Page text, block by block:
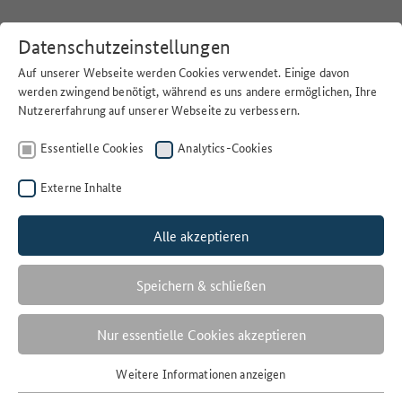
Thünen-Atlas: Anlandungen der deutschen Fischerei
Offenheit der Lizenz
Nutzungsbestimmungen für die Bereitstellung von
Geodaten des Bundes
Letzte Änderungen
Veröffentlichungsdatum
02.06.2021
Datenschutzeinstellungen
Auf unserer Webseite werden Cookies verwendet. Einige davon
werden zwingend benötigt, während es uns andere ermöglichen, Ihre
Nutzererfahrung auf unserer Webseite zu verbessern.
Essentielle Cookies Analytics-Cookies
Externe Inhalte
Alle akzeptieren
Speichern & schließen
Nur essentielle Cookies akzeptieren
Essentielle Cookies
Weitere Informationen anzeigen